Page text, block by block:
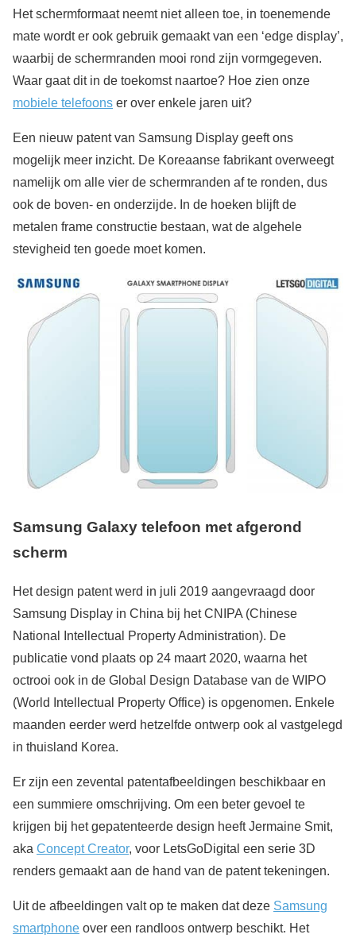
Het schermformaat neemt niet alleen toe, in toenemende
mate wordt er ook gebruik gemaakt van een ‘edge display’,
waarbij de schermranden mooi rond zijn vormgegeven.
Waar gaat dit in de toekomst naartoe? Hoe zien onze
mobiele telefoons er over enkele jaren uit?
Een nieuw patent van Samsung Display geeft ons
mogelijk meer inzicht. De Koreaanse fabrikant overweegt
namelijk om alle vier de schermranden af te ronden, dus
ook de boven- en onderzijde. In de hoeken blijft de
metalen frame constructie bestaan, wat de algehele
stevigheid ten goede moet komen.
Samsung Galaxy telefoon met afgerond
scherm
Het design patent werd in juli 2019 aangevraagd door
Samsung Display in China bij het CNIPA (Chinese
National Intellectual Property Administration). De
publicatie vond plaats op 24 maart 2020, waarna het
octrooi ook in de Global Design Database van de WIPO
(World Intellectual Property Office) is opgenomen. Enkele
maanden eerder werd hetzelfde ontwerp ook al vastgelegd
in thuisland Korea.
Er zijn een zevental patentafbeeldingen beschikbaar en
een summiere omschrijving. Om een beter gevoel te
krijgen bij het gepatenteerde design heeft Jermaine Smit,
aka Concept Creator, voor LetsGoDigital een serie 3D
renders gemaakt aan de hand van de patent tekeningen.
Uit de afbeeldingen valt op te maken dat deze Samsung
smartphone over een randloos ontwerp beschikt. Het